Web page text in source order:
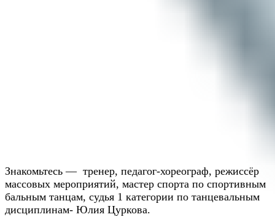
Знакомьтесь — тренер, педагог-хореограф, режиссёр
массовых мероприятий, мастер спорта по спортивным
бальным танцам, судья 1 категории по танцевальным
дисциплинам- Юлия Цуркова.